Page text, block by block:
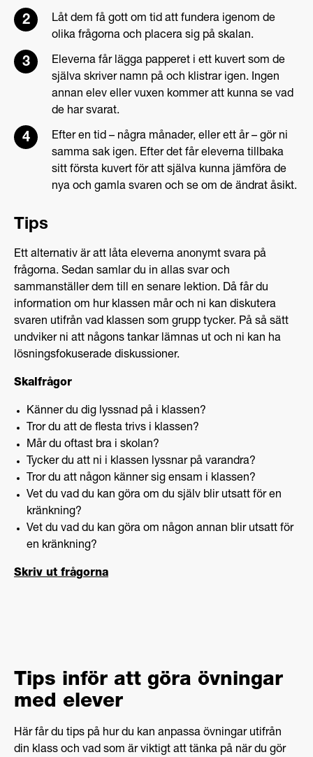
Låt dem få gott om tid att fundera igenom de
olika frågorna och placera sig på skalan.
Eleverna får lägga papperet i ett kuvert som de
själva skriver namn på och klistrar igen. Ingen
annan elev eller vuxen kommer att kunna se vad
de har svarat.
Efter en tid – några månader, eller ett år – gör ni
samma sak igen. Efter det får eleverna tillbaka
sitt första kuvert för att själva kunna jämföra de
nya och gamla svaren och se om de ändrat åsikt.
Tips
Ett alternativ är att låta eleverna anonymt svara på
frågorna. Sedan samlar du in allas svar och
sammanställer dem till en senare lektion. Då får du
information om hur klassen mår och ni kan diskutera
svaren utifrån vad klassen som grupp tycker. På så sätt
undviker ni att någons tankar lämnas ut och ni kan ha
lösningsfokuserade diskussioner.
Skalfrågor
Känner du dig lyssnad på i klassen?
Tror du att de flesta trivs i klassen?
Mår du oftast bra i skolan?
Tycker du att ni i klassen lyssnar på varandra?
Tror du att någon känner sig ensam i klassen?
Vet du vad du kan göra om du själv blir utsatt för en
kränkning?
Vet du vad du kan göra om någon annan blir utsatt för
en kränkning?
Skriv ut frågorna
Tips inför att göra övningar
med elever
Här får du tips på hur du kan anpassa övningar utifrån
din klass och vad som är viktigt att tänka på när du gör